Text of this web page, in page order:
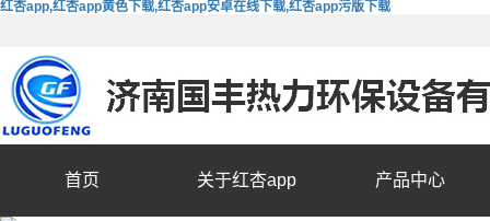
红杏app,红杏app黄色下载,红杏app安卓在线下载,红杏app污版下载
首页 关于红杏app 产品中心